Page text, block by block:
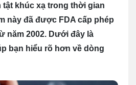
tật khúc xạ trong thời gian
này đã được FDA cấp phép
năm 2002. Dưới đây là
bạn hiểu rõ hơn về dòng